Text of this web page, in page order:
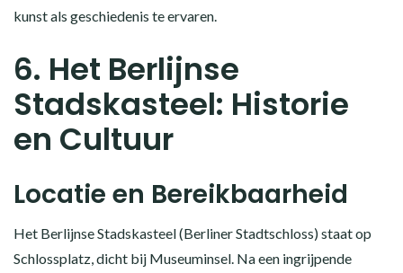
kunst als geschiedenis te ervaren.
6. Het Berlijnse
Stadskasteel: Historie
en Cultuur
Locatie en Bereikbaarheid
Het Berlijnse Stadskasteel (Berliner Stadtschloss) staat op
Schlossplatz, dicht bij Museuminsel. Na een ingrijpende